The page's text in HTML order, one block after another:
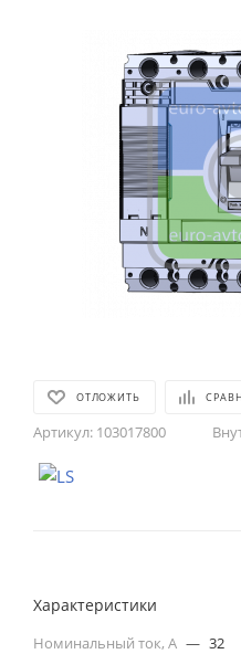
ОТЛОЖИТЬ
Артикул: 103017800
Характеристики
Номинальный ток, А — 32